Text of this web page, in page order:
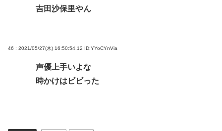
吉田沙保里やん
46 : 2021/05/27(木) 16:50:54.12 ID:YYoCYnVia
声優上手いよな
時かけはビビった